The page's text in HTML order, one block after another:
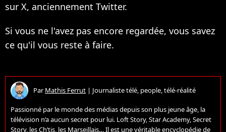
sur X, anciennement Twitter.
Si vous ne l'avez pas encore regardée, vous savez
ce qu'il vous reste à faire.
ParMathis Ferrut | Journaliste télé, people, télé-réalité
Passionné par le monde des médias depuis son plus jeune âge, la
télévision n’a aucun secret pour lui. Loft Story, Star Academy, Secret
Story, les Ch’tis, les Marseillais… Il est une véritable encyclopédie de